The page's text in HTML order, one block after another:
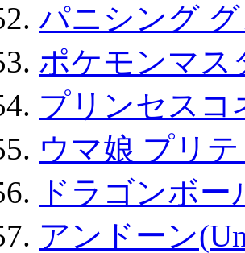
パニシング
ポケモンマス
プリンセスコ
ウマ娘 プリ
ドラゴンボ
アンドーン